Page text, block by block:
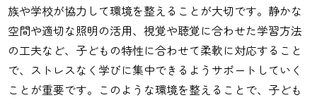
族や学校が協力して環境を整えることが大切です。静かな
空間や適切な照明の活用、視覚や聴覚に合わせた学習方法
の工夫など、子どもの特性に合わせて柔軟に対応すること
で、ストレスなく学びに集中できるようサポートしていく
ことが重要です。このような環境を整えることで、子ども